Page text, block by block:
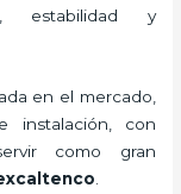
estabilidad y
en el mercado,
instalación, con
como gran